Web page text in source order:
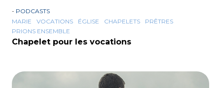
- PODCASTS
MARIE
VOCATIONS ÉGLISE CHAPELETS
PRÊTRES
PRIONS ENSEMBLE
Chapelet pour les vocations